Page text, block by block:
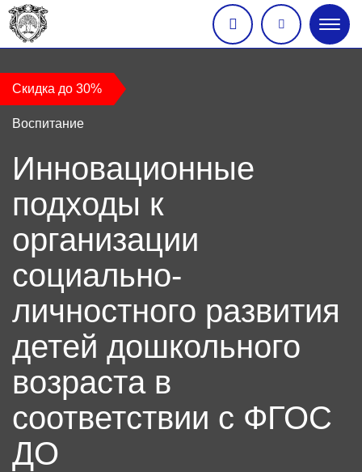
меню
Скидка до 30%
Воспитание
Инновационные
подходы к
организации
социально-
личностного развития
детей дошкольного
возраста в
соответствии с ФГОС
ДО